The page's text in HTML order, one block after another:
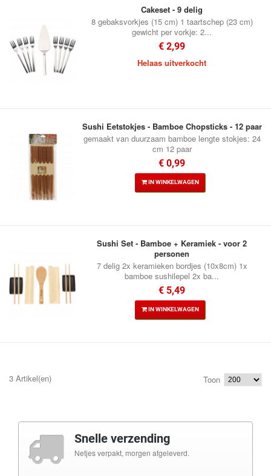
Cakeset - 9 delig
8 gebaksvorkjes (15 cm) 1 taartschep (23 cm)
gewicht per vorkje: 2...
€ 2,99
Helaas uitverkocht
Sushi Eetstokjes - Bamboe Chopsticks - 12 paar
gemaakt van duurzaam bamboe lengte stokjes: 24
cm 12 paar
€ 0,99
IN WINKELWAGEN
Sushi Set - Bamboe + Keramiek - voor 2
personen
7 delig 2x keramieken bordjes (10x8cm) 1x
bamboe sushilepel 2x ba...
€ 5,49
IN WINKELWAGEN
3 Artikel(en) Toon
Snelle verzending
Netjes verpakt, morgen afgeleverd.